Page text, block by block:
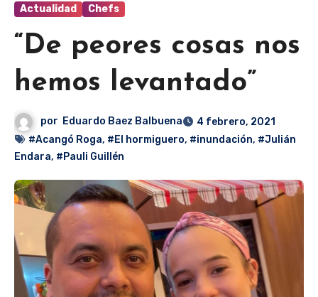
Actualidad Chefs
“De peores cosas nos
hemos levantado”
por Eduardo Baez Balbuena
4 febrero, 2021
#Acangó Roga, #El hormiguero, #inundación, #Julián
Endara, #Pauli Guillén